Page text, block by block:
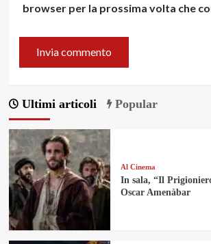
browser per la prossima volta che
Ultimi articoli Popular
Al Cinema
In sala, “Il
Oscar Amenàbar